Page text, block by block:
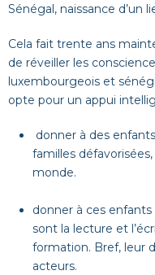
Sénégal, naissance d’un
Cela fait trente ans
de réveiller les
luxembourgeois et
opte pour un appui
donner à des
familles
monde.
donner à ces
sont la lecture et
formation. Bref, leur
acteurs.